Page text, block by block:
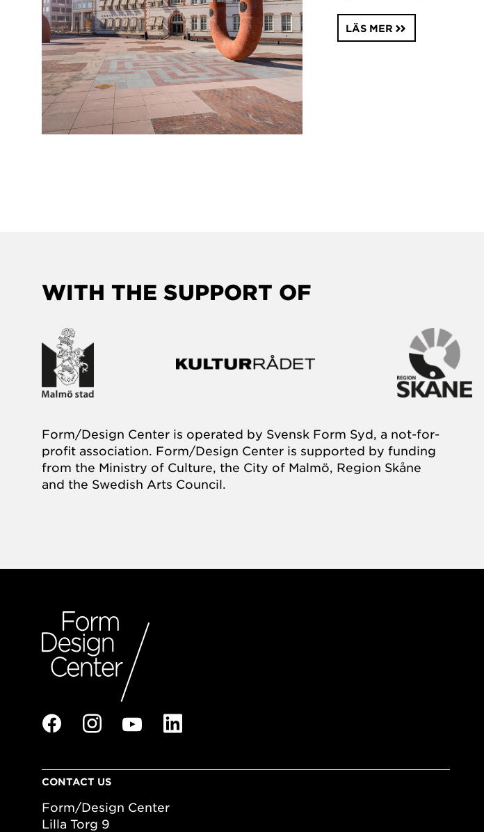
LÄS MER
WITH THE SUPPORT OF
Form/Design Center is operated by Svensk Form Syd, a not-for-
profit association. Form/Design Center is supported by funding
from the Ministry of Culture, the City of Malmö, Region Skåne
and the Swedish Arts Council.
CONTACT US
Form/Design Center
Lilla Torg 9